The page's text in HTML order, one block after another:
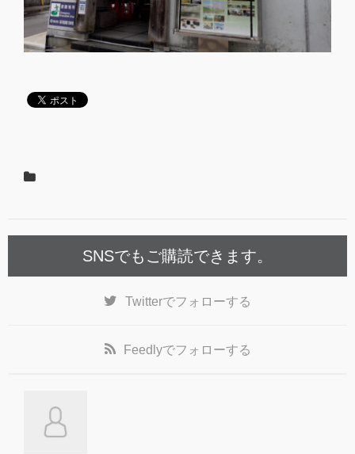
SNSでもご購読できます。
Twitterでフォローする
Feedlyでフォローする